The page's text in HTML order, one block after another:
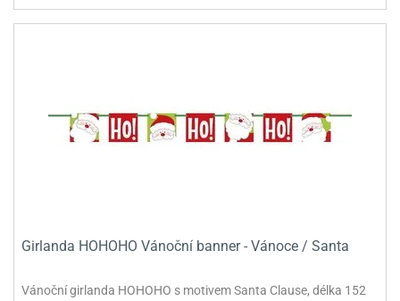
Girlanda HOHOHO Vánoční banner - Vánoce / Santa
Vánoční girlanda HOHOHO s motivem Santa Clause, délka 152